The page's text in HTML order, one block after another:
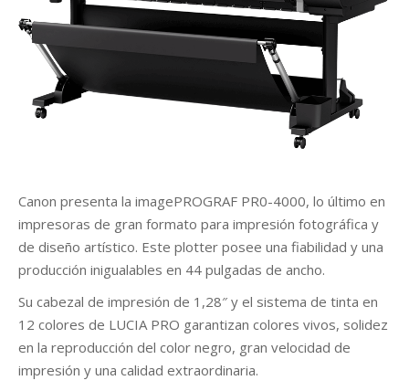
Canon presenta la imagePROGRAF PR0-4000, lo último en
impresoras de gran formato para impresión fotográfica y
de diseño artístico. Este plotter posee una fiabilidad y una
producción inigualables en 44 pulgadas de ancho.
Su cabezal de impresión de 1,28″ y el sistema de tinta en
12 colores de LUCIA PRO garantizan colores vivos, solidez
en la reproducción del color negro, gran velocidad de
impresión y una calidad extraordinaria.